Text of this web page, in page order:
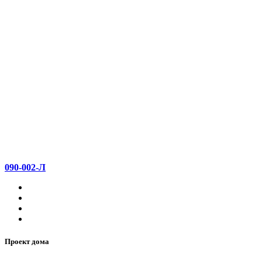
090-002-Л
Проект дома